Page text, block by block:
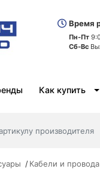
Время
Пн-Пт
Сб-Вс
Как купить
Кабели и провода